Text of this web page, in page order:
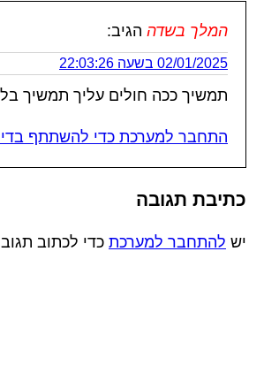
המלך בשדה הגיב:
02/01/2025 בשעה 22:03:26
תמשיך ככה חולים עליך תמשיך
התחבר למערכת כדי להשתתף
כתיבת תגובה
יש להתחבר למערכת כדי לכתוב